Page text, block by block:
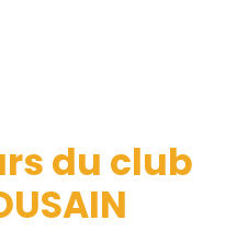
du club